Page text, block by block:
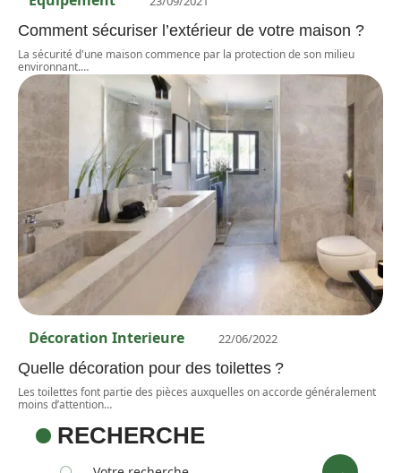
Comment sécuriser l’extérieur de votre maison ?
La sécurité d'une maison commence par la protection de son milieu
environnant.…
Décoration Interieure 22/06/2022
Quelle décoration pour des toilettes ?
Les toilettes font partie des pièces auxquelles on accorde généralement
moins d’attention…
RECHERCHE